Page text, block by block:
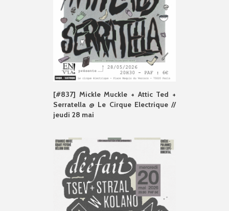
[#837] Mickle Muckle + Attic Ted +
Serratella @ Le Cirque Electrique //
jeudi 28 mai